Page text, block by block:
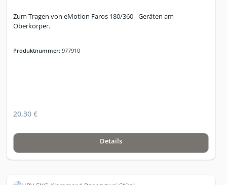
Zum Tragen von eMotion Faros 180/360 - Geräten am
Oberkörper.
Produktnummer: 977910
20,30 €
Details